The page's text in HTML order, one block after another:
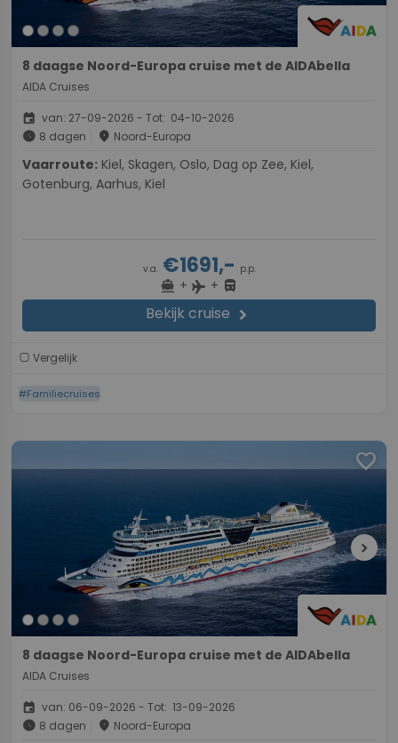
8 daagse Noord-Europa cruise met de AIDAbella
AIDA Cruises
event van: 27-09-2026 - Tot: 04-10-2026
schedule 8 dagen place Noord-Europa
Vaarroute:
Gotenburg, Aarhus, Kiel
v.a.€1691,- p.p.
directions_boat + flight + directions_bus
Bekijk cruise chevron_right
Vergelijk
#Familiecruises
favorite
chevron_right
8 daagse Noord-Europa cruise met de AIDAbella
AIDA Cruises
event van: 06-09-2026 - Tot: 13-09-2026
schedule 8 dagen place Noord-Europa